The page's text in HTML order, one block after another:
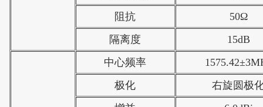
阻抗
50Ω
隔离度
15dB
中心频率
极化
右旋圆极